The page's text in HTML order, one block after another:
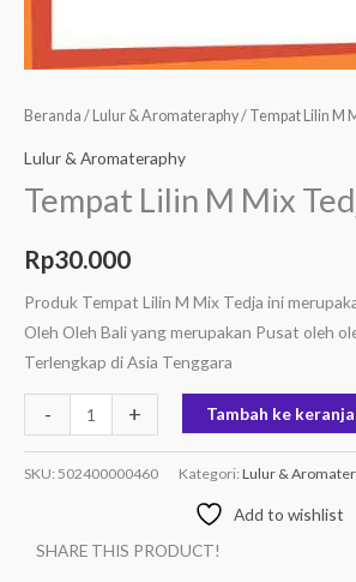
Beranda / Lulur & Aromateraphy/ Tempat Lilin M
Lulur & Aromateraphy
Tempat Lilin M Mix
Rp30.000
Produk Tempat Lilin M Mix Tedja ini
Oleh Oleh Bali yang merupakan Pusat oleh
Terlengkap di Asia Tenggara
- + Tambah ke
SKU: 502400000460 Kategori: Lulur &
Add to wishlist
SHARE THIS PRODUCT!